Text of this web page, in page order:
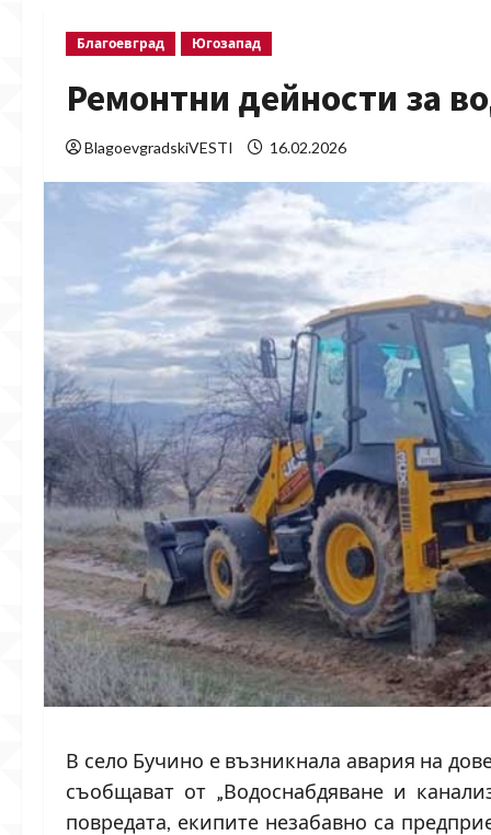
Благоевград Югозапад
Ремонтни дейности за
BlagoevgradskiVESTI 16.02.2026
В село Бучино е възникнала авария на
съобщават от „Водоснабдяване и
повредата, екипите незабавно са